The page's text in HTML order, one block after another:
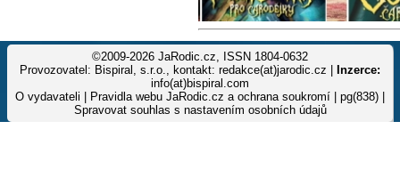
©2009-2026 JaRodic.cz, ISSN 1804-0632
Provozovatel: Bispiral, s.r.o., kontakt: redakce(at)jarodic.cz |
Inzerce:
info(at)bispiral.com
O vydavateli
Pravidla webu JaRodic.cz a ochrana soukromí | pg(838) |
Spravovat souhlas s nastavením osobních údajů